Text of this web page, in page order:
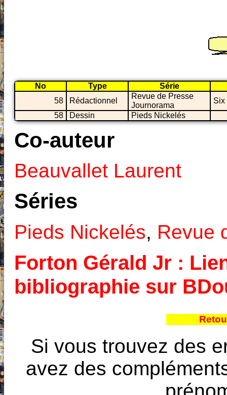
No Type
Série
58
Rédactionnel
Revue de Presse
Journorama
Six
58
Dessin Pieds Nickelés
Co-auteur
Beauvallet Laurent
Séries
Pieds Nickelés, Revue
Forton Gérald Jr :
bibliographie sur
Si vous trouvez des
avez des